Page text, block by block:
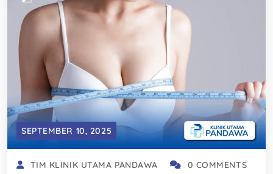
SEPTEMBER 10, 2025
TIM KLINIK UTAMA PANDAWA 0 COMMENTS